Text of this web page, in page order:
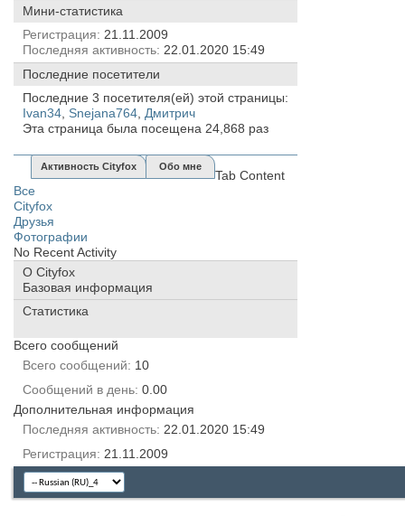
Мини-статистика
Регистрация
21.11.2009
Последняя активность 22.01.2020 15:49
Последние посетители
Последние 3 посетителя(ей) этой страницы:
Ivan34 Snejana764 Дмитрич
Эта страница была посещена 24,868 раз
Активность Cityfox Обо мне
Tab Content
Все
Cityfox
Друзья
Фотографии
No Recent Activity
О Cityfox
Базовая информация
Статистика
Всего сообщений
Всего сообщений
10
Сообщений в день 0.00
Дополнительная информация
Последняя активность 22.01.2020 15:49
Регистрация
21.11.2009